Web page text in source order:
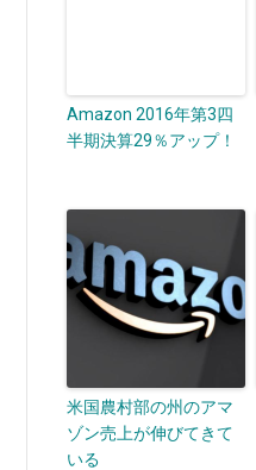
Amazon 2016年第3四
半期決算29％アップ！
米国農村部の州のアマ
ゾン売上が伸びてきて
いる